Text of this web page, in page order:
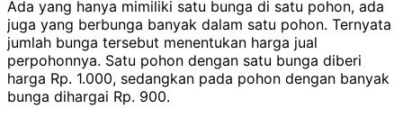
Ada yang hanya mimiliki satu bunga di satu pohon, ada
juga yang berbunga banyak dalam satu pohon. Ternyata
jumlah bunga tersebut menentukan harga jual
perpohonnya. Satu pohon dengan satu bunga diberi
harga Rp. 1.000, sedangkan pada pohon dengan banyak
bunga dihargai Rp. 900.